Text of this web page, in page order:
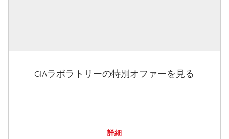
GIAラボラトリーの特別オファーを見る
詳細